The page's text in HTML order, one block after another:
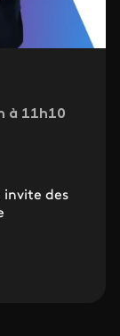
à 11h10
invite des